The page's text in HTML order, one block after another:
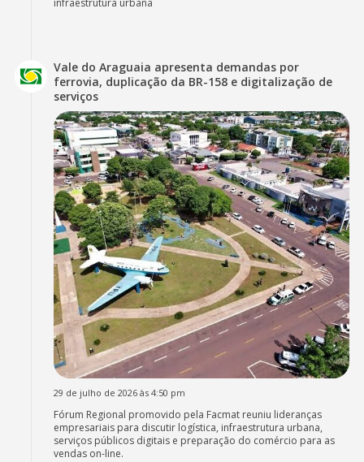
infraestrutura urbana
Vale do Araguaia apresenta demandas por
ferrovia, duplicação da BR-158 e digitalização de
serviços
29 de julho de 2026 às 4:50 pm
Fórum Regional promovido pela Facmat reuniu lideranças
empresariais para discutir logística, infraestrutura urbana,
serviços públicos digitais e preparação do comércio para as
vendas on-line.